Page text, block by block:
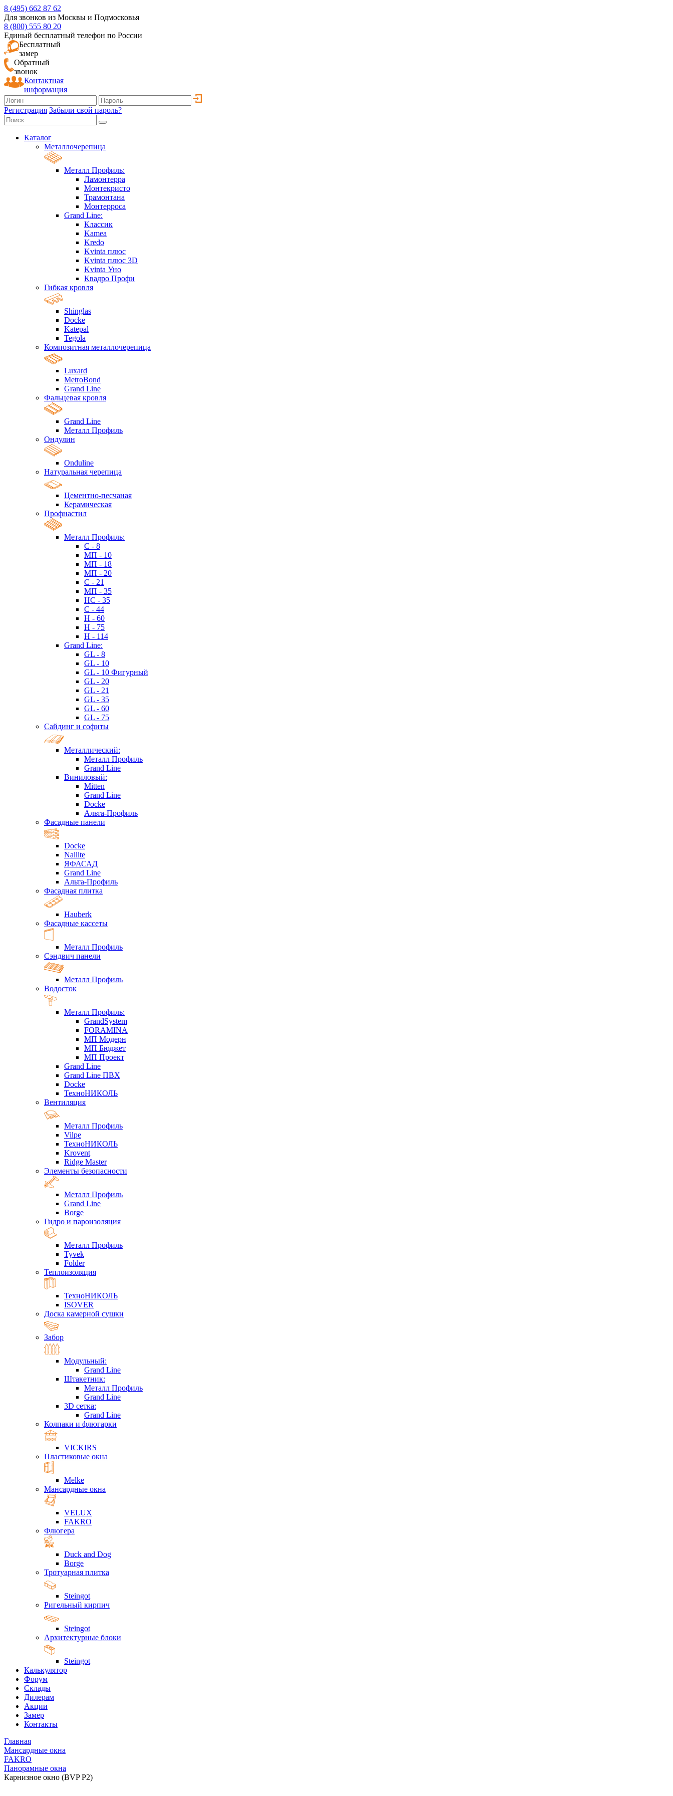
8 (495) 662 87 62
Для звонков из Москвы и Подмосковья
8 (800) 555 80 20
Единый бесплатный телефон по России
Бесплатный
замер
Обратный
звонок
Контактная
информация
Регистрация Забыли свой пароль?
Каталог
Металлочерепица
Металл Профиль:
Ламонтерра
Монтекристо
Трамонтана
Монтерроса
Grand Line:
Классик
Kamea
Kredo
Kvinta плюс
Kvinta плюс 3D
Kvinta Уно
Квадро Профи
Гибкая кровля
Shinglas
Docke
Katepal
Tegola
Композитная металлочерепица
Luxard
MetroBond
Grand Line
Фальцевая кровля
Grand Line
Металл Профиль
Ондулин
Onduline
Натуральная черепица
Цементно-песчаная
Керамическая
Профнастил
Металл Профиль:
C - 8
МП - 10
МП - 18
МП - 20
C - 21
МП - 35
HC - 35
C - 44
H - 60
H - 75
H - 114
Grand Line:
GL - 8
GL - 10
GL - 10 Фигурный
GL - 20
GL - 21
GL - 35
GL - 60
GL - 75
Сайдинг и софиты
Металлический:
Металл Профиль
Grand Line
Виниловый:
Mitten
Grand Line
Docke
Альта-Профиль
Фасадные панели
Docke
Nailite
ЯФАСАД
Grand Line
Альта-Профиль
Фасадная плитка
Hauberk
Фасадные кассеты
Металл Профиль
Сэндвич панели
Металл Профиль
Водосток
Металл Профиль:
GrandSystem
FORAMINA
МП Модерн
МП Бюджет
МП Проект
Grand Line
Grand Line ПВХ
Docke
ТехноНИКОЛЬ
Вентиляция
Металл Профиль
Vilpe
ТехноНИКОЛЬ
Krovent
Ridge Master
Элементы безопасности
Металл Профиль
Grand Line
Borge
Гидро и пароизоляция
Металл Профиль
Tyvek
Folder
Теплоизоляция
ТехноНИКОЛЬ
ISOVER
Доска камерной сушки
Забор
Модульный:
Grand Line
Штакетник:
Металл Профиль
Grand Line
3D сетка:
Grand Line
Колпаки и флюгарки
VICKIRS
Пластиковые окна
Melke
Мансардные окна
VELUX
FAKRO
Флюгера
Duck and Dog
Borge
Тротуарная плитка
Steingot
Ригельный кирпич
Steingot
Архитектурные блоки
Steingot
Калькулятор
Форум
Склады
Дилерам
Акции
Замер
Контакты
Главная
Мансардные окна
FAKRO
Панорамные окна
Карнизное окно (BVP P2)